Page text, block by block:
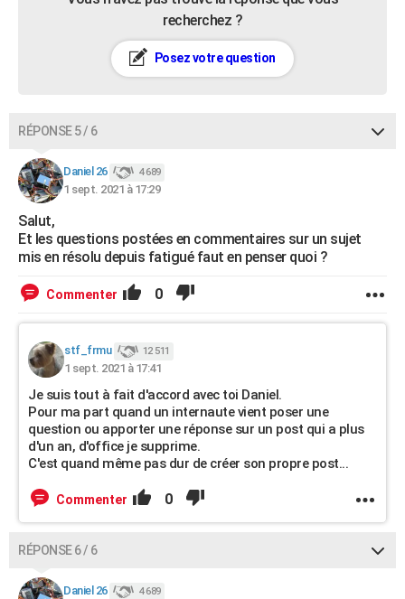
recherchez ?
Posez votre question
RÉPONSE 5 / 6
Daniel 26 4 689
1 sept. 2021 à 17:29
Salut,
Et les questions postées en commentaires sur un sujet
mis en résolu depuis fatigué faut en penser quoi ?
Commenter 0
stf_frmu 12 511
1 sept. 2021 à 17:41
Je suis tout à fait d'accord avec toi Daniel.
Pour ma part quand un internaute vient poser une
question ou apporter une réponse sur un post qui a plus
d'un an, d'office je supprime.
C'est quand même pas dur de créer son propre post...
Commenter 0
RÉPONSE 6 / 6
Daniel 26 4 689